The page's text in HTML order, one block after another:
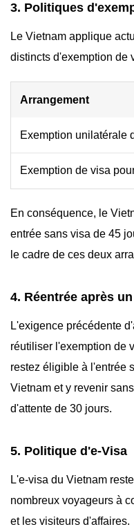
3. Politiques
Le Vietnam applique
distincts d'exemption de
Arrangement
Exemption unilatérale
Exemption de visa
En conséquence, le
entrée sans visa de 45
le cadre de ces deux
4. Réentrée après
L'exigence précédente
réutiliser l'exemption de
restez éligible à l'entrée
Vietnam et y revenir
d'attente de 30 jours.
5. Politique d'e-Visa
L'e-visa du Vietnam
nombreux voyageurs à
et les visiteurs d'affaires.